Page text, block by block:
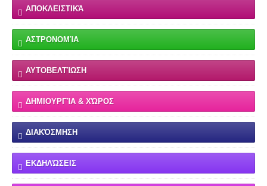
ΑΠΟΚΛΕΙΣΤΙΚΆ
ΑΣΤΡΟΝΟΜΊΑ
ΑΥΤΟΒΕΛΤΊΩΣΗ
ΔΗΜΙΟΥΡΓΊΑ & ΧΏΡΟΣ
ΔΙΑΚΌΣΜΗΣΗ
ΕΚΔΗΛΏΣΕΙΣ